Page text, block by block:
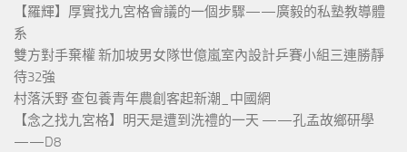
【羅輝】厚實找九宮格會議的一個步驟——廣毅的私塾教導體
系
雙方對手棄權 新加坡男女隊世億嵐室內設計乒賽小組三連勝靜
待32強
村落沃野 查包養青年農創客起新潮_中國網
【念之找九宮格】明天是遭到洗禮的一天 ——孔孟故鄉研學
——D8